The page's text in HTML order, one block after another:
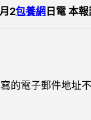
2包養網 日電 本報
的電子郵件地址